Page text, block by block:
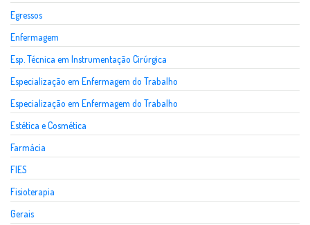
Egressos
Enfermagem
Esp. Técnica em Instrumentação Cirúrgica
Especialização em Enfermagem do Trabalho
Especialização em Enfermagem do Trabalho
Estética e Cosmética
Farmácia
FIES
Fisioterapia
Gerais